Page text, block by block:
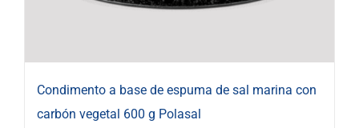
Condimento a base de espuma de sal marina con
carbón vegetal 600 g Polasal